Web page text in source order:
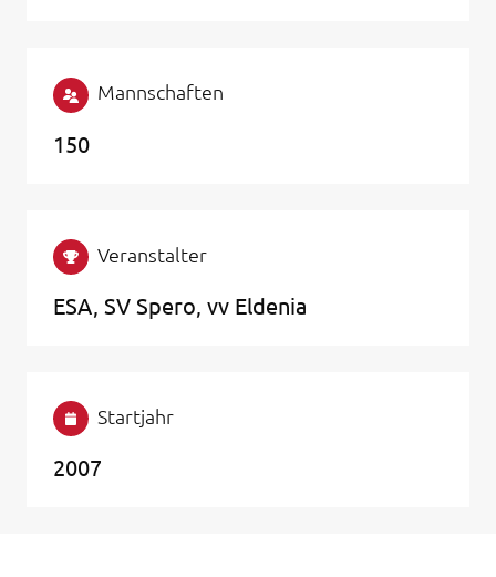
Mannschaften
150
Veranstalter
ESA, SV Spero, vv Eldenia
Startjahr
2007